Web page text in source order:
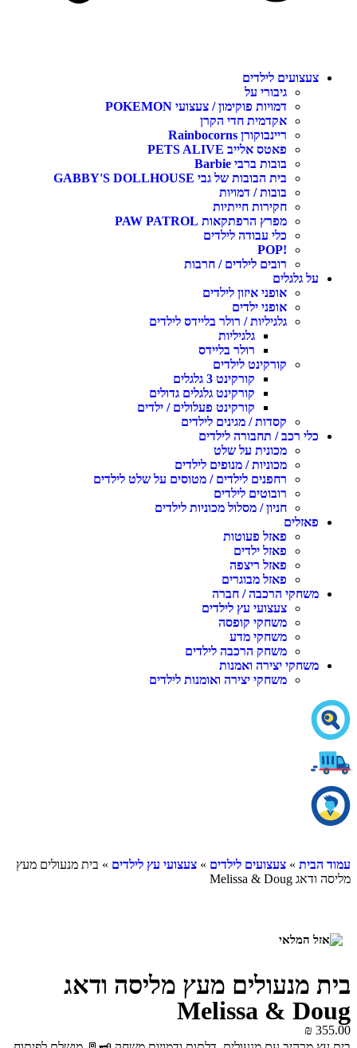
צעצועים לילדים
גיבורי על
דמויות פוקימון / צעצועי POKEMON
אקדמית חדי הקרן
ריינבוקורן Rainbocorns
פאטס אלייב PETS ALIVE
בובות ברבי Barbie
בית הבובות של גבי GABBY'S DOLLHOUSE
בובות / דמויות
חקירות חייתיות
מפרץ הרפתקאות PAW PATROL
כלי עבודה לילדים
!POP
רובים לילדים / חרבות
על גלגלים
אופני איזון לילדים
אופני ילדים
גלגיליות / רולר בליידס לילדים
גלגיליות
רולר בליידס
קורקינט לילדים
קורקינט 3 גלגלים
קורקינט גלגלים גדולים
קורקינט פעלולים / ילדים
קסדות / מגינים לילדים
כלי רכב / תחבורה לילדים
מכונית על שלט
מכוניות / מנופים לילדים
רחפנים לילדים / מטוסים על שלט לילדים
רובוטים לילדים
חניון / מסלול מכוניות לילדים
פאזלים
פאזל פעוטות
פאזל ילדים
פאזל ריצפה
פאזל מבוגרים
משחקי הרכבה / חברה
צעצועי עץ לילדים
משחקי קופסה
משחקי מדע
משחק הרכבה לילדים
משחקי יצירה ואמנות
משחקי יצירה ואומנות לילדים
עמוד הבית » צעצועים לילדים » צעצועי עץ לילדים » בית מנעולים מעץ
מליסה ודאג Melissa & Doug
בית מנעולים מעץ מליסה ודאג
Melissa & Doug
₪ 355.00